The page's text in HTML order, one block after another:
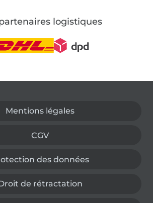
logistiques
Mentions légales
CGV
des données
de rétractation